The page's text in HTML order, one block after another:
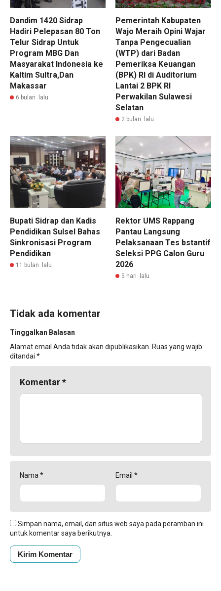
Dandim 1420 Sidrap
Hadiri Pelepasan 80 Ton
Telur Sidrap Untuk
Program MBG Dan
Masyarakat Indonesia ke
Kaltim Sultra,Dan
Makassar
6 bulan lalu
Pemerintah Kabupaten
Wajo Meraih Opini Wajar
Tanpa Pengecualian
(WTP) dari Badan
Pemeriksa Keuangan
(BPK) RI di Auditorium
Lantai 2 BPK RI
Perwakilan Sulawesi
Selatan
2 bulan lalu
Bupati Sidrap dan Kadis
Pendidikan Sulsel Bahas
Sinkronisasi Program
Pendidikan
11 bulan lalu
Rektor UMS Rappang
Pantau Langsung
Pelaksanaan Tes bstantif
Seleksi PPG Calon Guru
2026
5 hari lalu
Tidak ada komentar
Tinggalkan Balasan
Alamat email Anda tidak akan dipublikasikan. Ruas yang wajib
ditandai *
Komentar*
Nama * Email *
Simpan nama, email, dan situs web saya pada peramban ini
untuk komentar saya berikutnya.